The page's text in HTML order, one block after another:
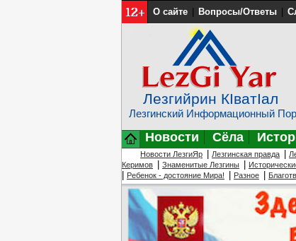
О сайте Вопросы/Ответы
Лезгийрин КIватIал
Лезгинский Информационный
Новости Сёла
Новости ЛезгиЯр Лезгинская правда
Керимов
Знаменитые Лезгины
Ребенок - достояние Мира! Разное